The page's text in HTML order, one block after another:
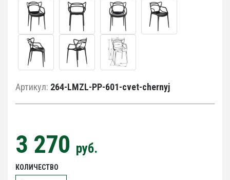
Артикул: 264-LMZL-PP-601-cvet-chernyj
3 270 руб.
КОЛИЧЕСТВО